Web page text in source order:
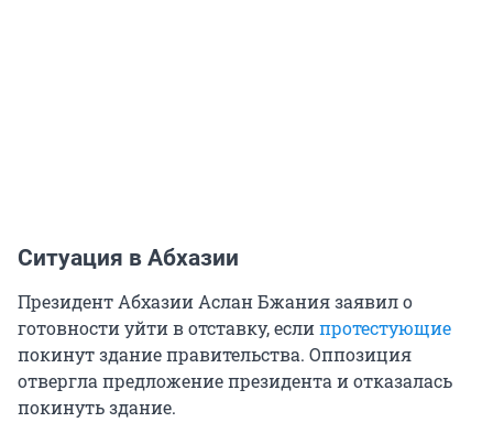
Ситуация в Абхазии
Президент Абхазии Аслан Бжания заявил о
готовности уйти в отставку, еслипротестующие
покинут здание правительства. Оппозиция
отвергла предложение президента и отказалась
покинуть здание.